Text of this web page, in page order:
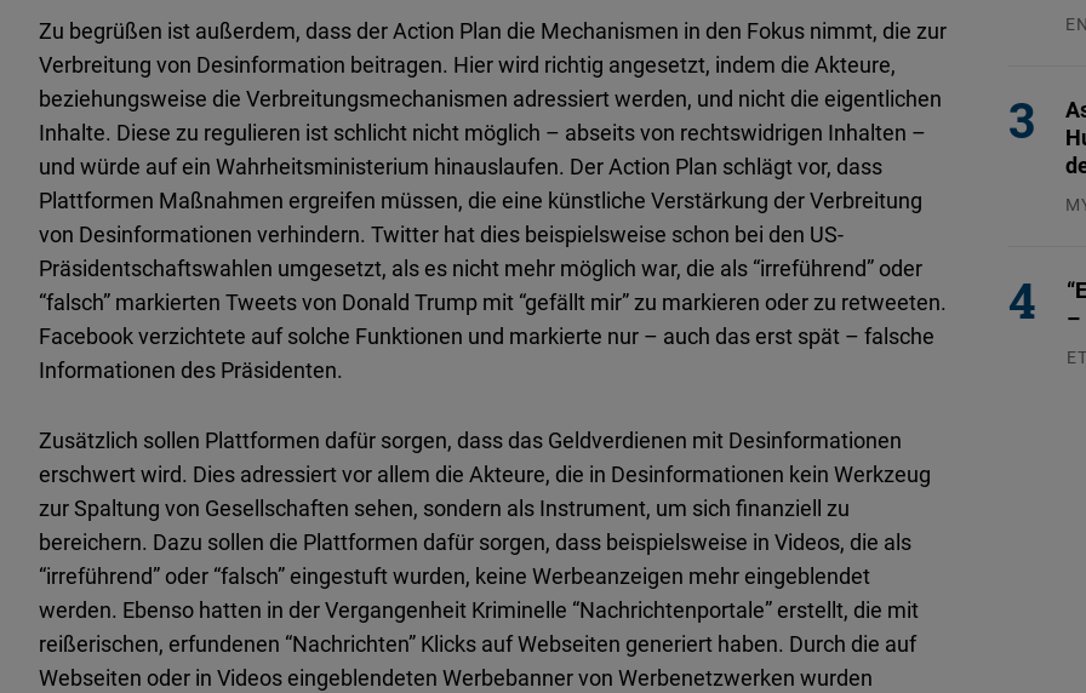
Zu begrüßen ist außerdem, dass der Action Plan die Mechanismen in den Fokus nimmt, die zur
Verbreitung von Desinformation beitragen. Hier wird richtig angesetzt, indem die Akteure,
beziehungsweise die Verbreitungsmechanismen adressiert werden, und nicht die eigentlichen
Inhalte. Diese zu regulieren ist schlicht nicht möglich – abseits von rechtswidrigen Inhalten –
und würde auf ein Wahrheitsministerium hinauslaufen. Der Action Plan schlägt vor, dass
Plattformen Maßnahmen ergreifen müssen, die eine künstliche Verstärkung der Verbreitung
von Desinformationen verhindern. Twitter hat dies beispielsweise schon bei den US-
Präsidentschaftswahlen umgesetzt, als es nicht mehr möglich war, die als “irreführend” oder
“falsch” markierten Tweets von Donald Trump mit “gefällt mir” zu markieren oder zu retweeten.
Facebook verzichtete auf solche Funktionen und markierte nur – auch das erst spät – falsche
Informationen des Präsidenten.
Zusätzlich sollen Plattformen dafür sorgen, dass das Geldverdienen mit Desinformationen
erschwert wird. Dies adressiert vor allem die Akteure, die in Desinformationen kein Werkzeug
zur Spaltung von Gesellschaften sehen, sondern als Instrument, um sich finanziell zu
bereichern. Dazu sollen die Plattformen dafür sorgen, dass beispielsweise in Videos, die als
“irreführend” oder “falsch” eingestuft wurden, keine Werbeanzeigen mehr eingeblendet
werden. Ebenso hatten in der Vergangenheit Kriminelle “Nachrichtenportale” erstellt, die mit
reißerischen, erfundenen “Nachrichten” Klicks auf Webseiten generiert haben. Durch die auf
Webseiten oder in Videos eingeblendeten Werbebanner von Werbenetzwerken wurden
–